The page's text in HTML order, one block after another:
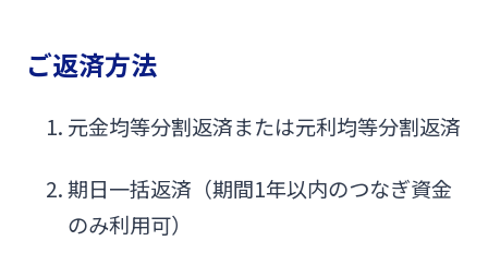
ご返済方法
元金均等分割返済または元利均等分割返済
期日一括返済（期間1年以内のつなぎ資金
のみ利用可）